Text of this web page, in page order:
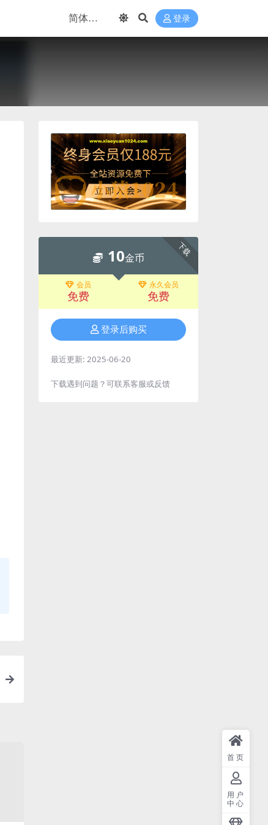
登录
下载
10金币
会员
免费
永久会员
免费
登录后购买
最近更新: 2025-06-20
下载遇到问题？可联系客服或反馈
首页
用户
中心